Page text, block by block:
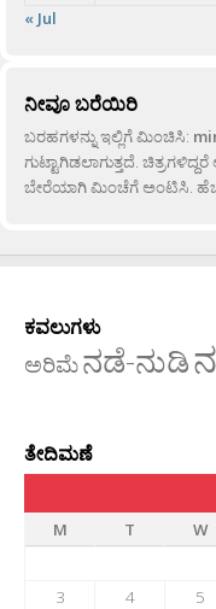
« Jul
ನೀವೂ ಬರೆಯಿರಿ
ಬರಹಗಳನ್ನು ಇಲ್ಲಿಗೆ ಮಿಂಚಿಸಿ:
ಗುಟ್ಟಾಗಿಡಲಾಗುತ್ತದೆ.
ಬೇರೆಯಾಗಿ ಮಿಂಚೆಗೆ ಅಂಟಿಸಿ.
ಕವಲುಗಳು
ಅರಿಮೆನಡೆ-ನುಡಿ
ತೇದಿಮಣೆ
M
T W
3
4 5